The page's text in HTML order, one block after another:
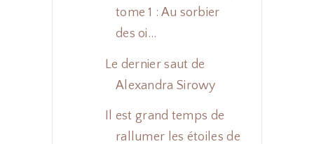
tome 1 : Au sorbier
des oi...
Le dernier saut de
Alexandra Sirowy
Il est grand temps de
rallumer les étoiles de